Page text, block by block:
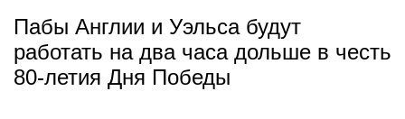
Пабы Англии и Уэльса будут
работать на два часа дольше в честь
80-летия Дня Победы